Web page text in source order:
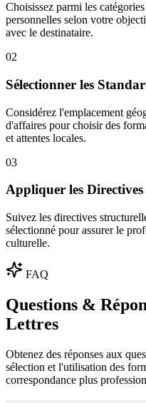
Choisissez parmi les
personnelles selon votre
avec le destinataire.
02
Sélectionner les
Considérez l'emplacement
d'affaires pour choisir des
et attentes locales.
03
Appliquer les
Suivez les directives
sélectionné pour assurer le
culturelle.
FAQ
Questions &
Lettres
Obtenez des réponses aux
sélection et l'utilisation des
correspondance plus